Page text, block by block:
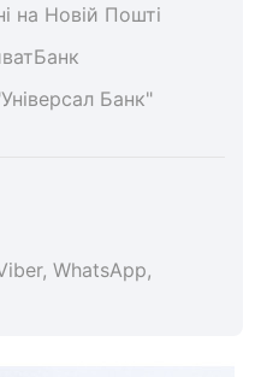
на Новій Пошті
Банк"
WhatsApp,